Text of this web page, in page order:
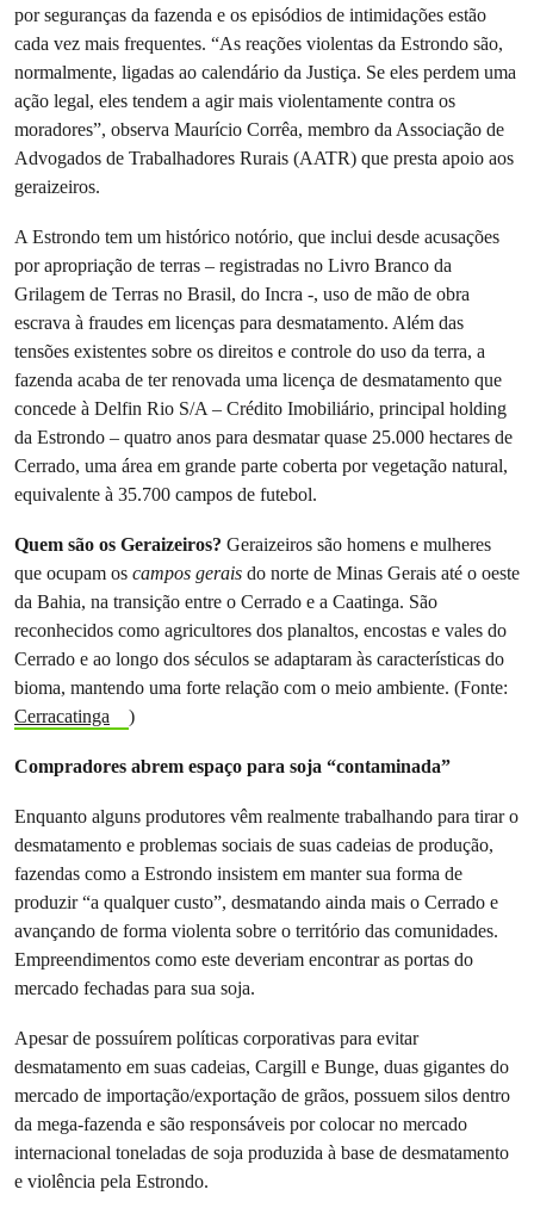
por seguranças da fazenda e os episódios de intimidações estão
cada vez mais frequentes. “As reações violentas da Estrondo são,
normalmente, ligadas ao calendário da Justiça. Se eles perdem uma
ação legal, eles tendem a agir mais violentamente contra os
moradores”, observa Maurício Corrêa, membro da Associação de
Advogados de Trabalhadores Rurais (AATR) que presta apoio aos
geraizeiros.
A Estrondo tem um histórico notório, que inclui desde acusações
por apropriação de terras – registradas no Livro Branco da
Grilagem de Terras no Brasil, do Incra -, uso de mão de obra
escrava à fraudes em licenças para desmatamento. Além das
tensões existentes sobre os direitos e controle do uso da terra, a
fazenda acaba de ter renovada uma licença de desmatamento que
concede à Delfin Rio S/A – Crédito Imobiliário, principal holding
da Estrondo – quatro anos para desmatar quase 25.000 hectares de
Cerrado, uma área em grande parte coberta por vegetação natural,
equivalente à 35.700 campos de futebol.
Quem são os Geraizeiros? Geraizeiros são homens e mulheres
que ocupam os campos gerais do norte de Minas Gerais até o oeste
da Bahia, na transição entre o Cerrado e a Caatinga. São
reconhecidos como agricultores dos planaltos, encostas e vales do
Cerrado e ao longo dos séculos se adaptaram às características do
bioma, mantendo uma forte relação com o meio ambiente. (Fonte:
Cerracatinga
)
Compradores abrem espaço para soja “contaminada”
Enquanto alguns produtores vêm realmente trabalhando para tirar o
desmatamento e problemas sociais de suas cadeias de produção,
fazendas como a Estrondo insistem em manter sua forma de
produzir “a qualquer custo”, desmatando ainda mais o Cerrado e
avançando de forma violenta sobre o território das comunidades.
Empreendimentos como este deveriam encontrar as portas do
mercado fechadas para sua soja.
Apesar de possuírem políticas corporativas para evitar
desmatamento em suas cadeias, Cargill e Bunge, duas gigantes do
mercado de importação/exportação de grãos, possuem silos dentro
da mega-fazenda e são responsáveis por colocar no mercado
internacional toneladas de soja produzida à base de desmatamento
e violência pela Estrondo.